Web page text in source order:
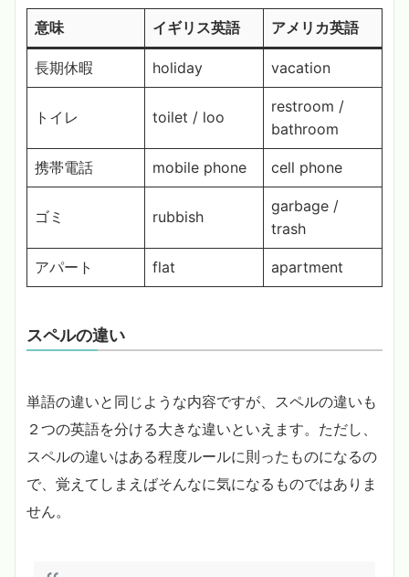
意味 イギリス英語 アメリカ英語
長期休暇 holiday vacation
トイレ toilet / loo
restroom /
bathroom
携帯電話 mobile phone cell phone
ゴミ rubbish
garbage /
trash
アパート flat apartment
スペルの違い
単語の違いと同じような内容ですが、スペルの違いも
２つの英語を分ける大きな違いといえます。ただし、
スペルの違いはある程度ルールに則ったものになるの
で、覚えてしまえばそんなに気になるものではありま
せん。